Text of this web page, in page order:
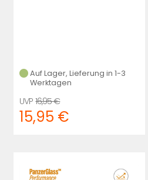
Auf Lager, Lieferung in 1-3
Werktagen
16,95 €
15,95 €